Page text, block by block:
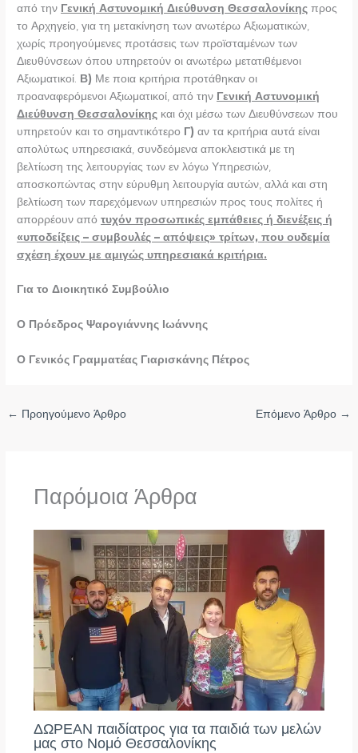
από την Γενική Αστυνομική Διεύθυνση Θεσσαλονίκης προς
το Αρχηγείο, για τη μετακίνηση των ανωτέρω Αξιωματικών,
χωρίς προηγούμενες προτάσεις των προϊσταμένων των
Διευθύνσεων όπου υπηρετούν οι ανωτέρω μετατιθέμενοι
Αξιωματικοί. Β) Με ποια κριτήρια προτάθηκαν οι
προαναφερόμενοι Αξιωματικοί, από την Γενική Αστυνομική
Διεύθυνση Θεσσαλονίκης και όχι μέσω των Διευθύνσεων που
υπηρετούν και το σημαντικότερο Γ) αν τα κριτήρια αυτά είναι
απολύτως υπηρεσιακά, συνδεόμενα αποκλειστικά με τη
βελτίωση της λειτουργίας των εν λόγω Υπηρεσιών,
αποσκοπώντας στην εύρυθμη λειτουργία αυτών, αλλά και στη
βελτίωση των παρεχόμενων υπηρεσιών προς τους πολίτες ή
απορρέουν απότυχόν προσωπικές εμπάθειες ή διενέξεις ή
«υποδείξεις – συμβουλές – απόψεις» τρίτων, που ουδεμία
σχέση έχουν με αμιγώς υπηρεσιακά κριτήρια.
Για το Διοικητικό Συμβούλιο
Ο Πρόεδρος Ψαρογιάννης Ιωάννης
Ο Γενικός Γραμματέας Γιαρισκάνης Πέτρος
← Προηγούμενο Άρθρο Επόμενο Άρθρο →
Παρόμοια Άρθρα
ΔΩΡΕΑΝ παιδίατρος για τα παιδιά των μελών
μας στο Νομό Θεσσαλονίκης